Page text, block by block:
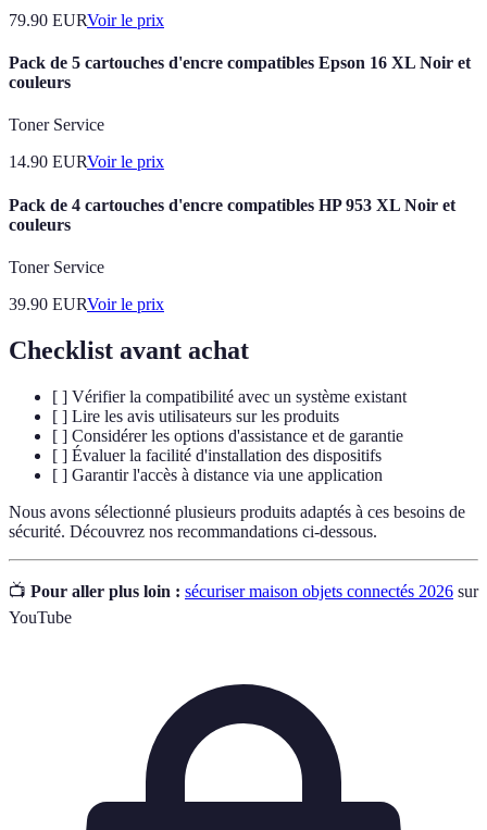
79.90 EURVoir le prix
Pack de 5 cartouches d'encre compatibles Epson 16 XL Noir et
couleurs
Toner Service
14.90 EURVoir le prix
Pack de 4 cartouches d'encre compatibles HP 953 XL Noir et
couleurs
Toner Service
39.90 EURVoir le prix
Checklist avant achat
[ ] Vérifier la compatibilité avec un système existant
[ ] Lire les avis utilisateurs sur les produits
[ ] Considérer les options d'assistance et de garantie
[ ] Évaluer la facilité d'installation des dispositifs
[ ] Garantir l'accès à distance via une application
Nous avons sélectionné plusieurs produits adaptés à ces besoins de
sécurité. Découvrez nos recommandations ci-dessous.
📺 Pour aller plus loin : sécuriser maison objets connectés 2026 sur
YouTube